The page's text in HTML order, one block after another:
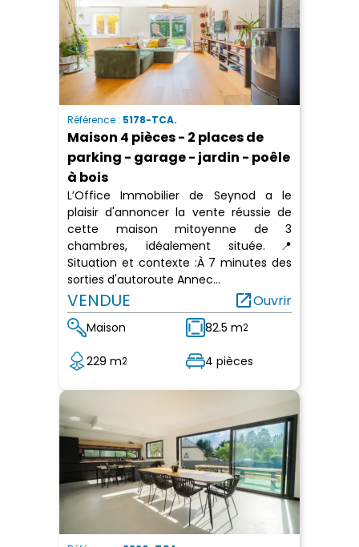
Référence : 5178-TCA.
Maison 4 pièces - 2 places de
parking - garage - jardin - poêle
à bois
L’Office Immobilier de Seynod a le
plaisir d'annoncer la vente réussie de
cette maison mitoyenne de 3
chambres, idéalement située.📍
Situation et contexte :À 7 minutes des
sorties d'autoroute Annec...
VENDUE open_in_newOuvrir
Maison 82.5 m2
229 m2 4 pièces